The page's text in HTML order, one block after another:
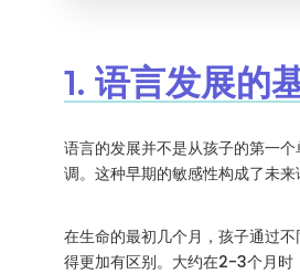
1. 语言发展的
语言的发展并不是从孩子的第一
调。这种早期的敏感性构成了未来
在生命的最初几个月，孩子通过
得更加有区别。大约在2-3个月时